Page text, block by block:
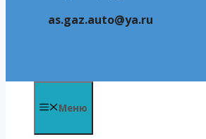
as.gaz.auto@ya.ru
Меню